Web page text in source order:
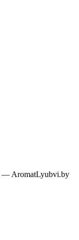
— AromatLyubvi.by